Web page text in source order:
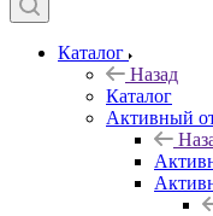
Каталог
Назад
Каталог
Активный